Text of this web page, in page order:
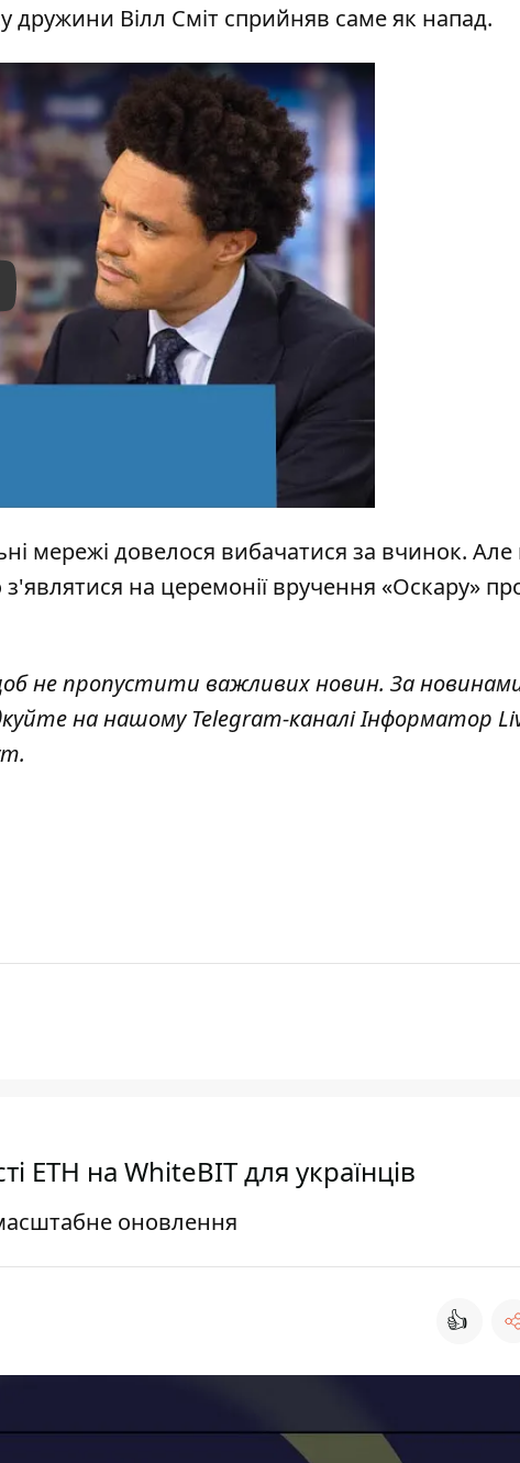
дружини Вілл Сміт сприйняв саме як напад.
мережі довелося вибачатися за вчинок. Але
на церемонії вручення «Оскару»
не пропустити важливих новин. За
на нашому Telegram-каналіІнформатор
.
на WhiteBIT для українців
оновлення
👍